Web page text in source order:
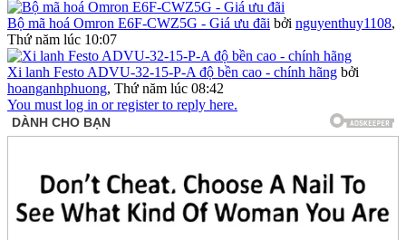
Bộ mã hoá Omron E6F-CWZ5G - Giá ưu đãi bởi nguyenthuy1108,
Thứ năm lúc 10:07
Xi lanh Festo ADVU-32-15-P-A độ bền cao - chính hãng bởi
hoanganhphuong, Thứ năm lúc 08:42
You must log in or register to reply here.